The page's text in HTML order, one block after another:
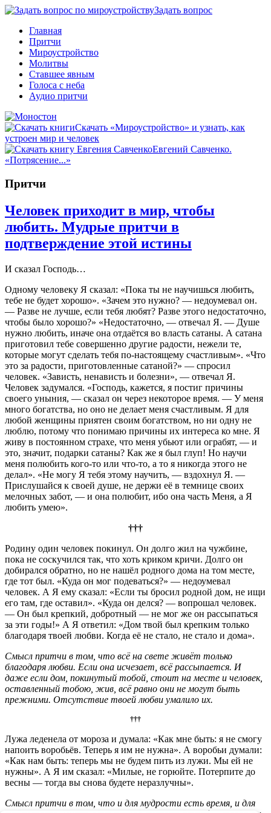
Задать вопрос
Главная
Притчи
Мироустройство
Молитвы
Ставшее явным
Голоса с неба
Аудио притчи
Скачать «Мироустройство» и узнать, как
устроен мир и человек
Евгений Савченко.
«Потрясение...»
Притчи
Человек приходит в мир, чтобы
любить. Мудрые притчи в
подтверждение этой истины
И сказал Господь…
Одному человеку Я сказал: «Пока ты не научишься любить,
тебе не будет хорошо». «Зачем это нужно? — недоумевал он.
— Разве не лучше, если тебя любят? Разве этого недостаточно,
чтобы было хорошо?» «Недостаточно, — отвечал Я. — Душе
нужно любить, иначе она отдаётся во власть сатаны. А сатана
приготовил тебе совершенно другие радости, нежели те,
которые могут сделать тебя по-настоящему счастливым». «Что
это за радости, приготовленные сатаной?» — спросил
человек. «Зависть, ненависть и болезни», — отвечал Я.
Человек задумался. «Господь, кажется, я постиг причины
своего уныния, — сказал он через некоторое время. — У меня
много богатства, но оно не делает меня счастливым. Я для
любой женщины приятен своим богатством, но ни одну не
люблю, потому что понимаю причины их интереса ко мне. Я
живу в постоянном страхе, что меня убьют или ограбят, — и
это, значит, подарки сатаны? Как же я был глуп! Но научи
меня полюбить кого-то или что-то, а то я никогда этого не
делал». «Не могу Я тебя этому научить, — вздохнул Я. —
Прислушайся к своей душе, не держи её в темнице своих
мелочных забот, — и она полюбит, ибо она часть Меня, а Я
любить умею».
†††
Родину один человек покинул. Он долго жил на чужбине,
пока не соскучился так, что хоть криком кричи. Долго он
добирался обратно, но не нашёл родного дома на том месте,
где тот был. «Куда он мог подеваться?» — недоумевал
человек. А Я ему сказал: «Если ты бросил родной дом, не ищи
его там, где оставил». «Куда он делся? — вопрошал человек.
— Он был крепкий, добротный — не мог же он рассыпаться
за эти годы!» А Я ответил: «Дом твой был крепким только
благодаря твоей любви. Когда её не стало, не стало и дома».
Смысл притчи в том, что всё на свете живёт только
благодаря любви. Если она исчезает, всё рассыпается. И
даже если дом, покинутый тобой, стоит на месте и человек,
оставленный тобою, жив, всё равно они не могут быть
прежними. Отсутствие твоей любви умалило их.
†††
Лужа леденела от мороза и думала: «Как мне быть: я не смогу
напоить воробьёв. Теперь я им не нужна». А воробьи думали:
«Как нам быть: теперь мы не будем пить из лужи. Мы ей не
нужны». А Я им сказал: «Милые, не горюйте. Потерпите до
весны — тогда вы снова будете неразлучны».
Смысл притчи в том, что и для мудрости есть время, и для